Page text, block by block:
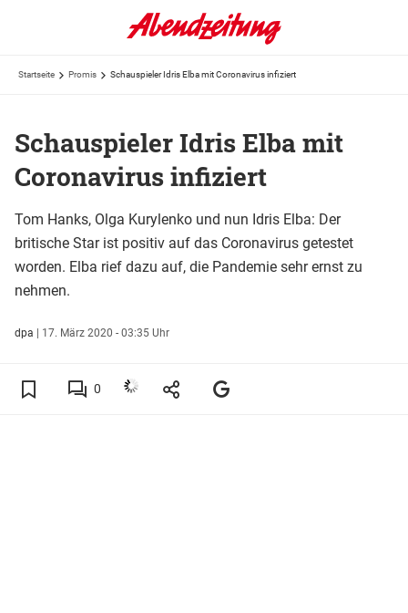
Startseite Promis Schauspieler Idris Elba mit Coronavirus infiziert
Schauspieler Idris Elba mit
Coronavirus infiziert
Tom Hanks, Olga Kurylenko und nun Idris Elba: Der
britische Star ist positiv auf das Coronavirus getestet
worden. Elba rief dazu auf, die Pandemie sehr ernst zu
nehmen.
dpa | 17. März 2020 - 03:35 Uhr
0